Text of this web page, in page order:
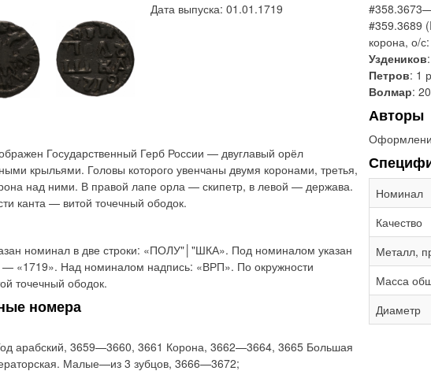
Дата выпуска: 01.01.1719
Государственный Герб России — двуглавый орёл
крыльями. Головы которого увенчаны двумя коронами, третья,
над ними. В правой лапе орла — скипетр, в левой — держава.
канта — витой точечный ободок.
номинал в две строки: «ПОЛУ"│"ШКА». Под номиналом указан
— «1719». Над номиналом надпись: «ВРП». По окружности
точечный ободок.
номера
арабский, 3659—3660, 3661 Корона, 3662—3664, 3665 Большая
Малые—из 3 зубцов, 3666—3672;
#359.3689
корона, о/
Уздеников
Петров: 1
Волмар:
Авторы
Номинал
Качество
Металл,
Масса
Диаметр